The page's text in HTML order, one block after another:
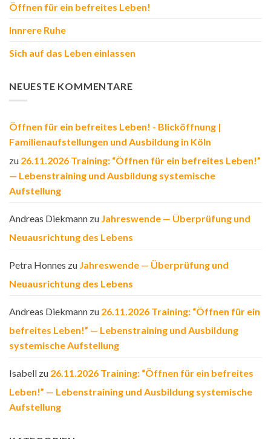
Öffnen für ein befreites Leben!
Innrere Ruhe
Sich auf das Leben einlassen
NEUESTE KOMMENTARE
Öffnen für ein befreites Leben! - Blicköffnung |
Familienaufstellungen und Ausbildung in Köln
zu 26.11.2026 Training: “Öffnen für ein befreites Leben!”
— Lebenstraining und Ausbildung systemische
Aufstellung
Andreas Diekmann zu Jahreswende — Überprüfung und
Neuausrichtung des Lebens
Petra Honnes zu Jahreswende — Überprüfung und
Neuausrichtung des Lebens
Andreas Diekmann zu 26.11.2026 Training: “Öffnen für ein
befreites Leben!” — Lebenstraining und Ausbildung
systemische Aufstellung
Isabell zu 26.11.2026 Training: “Öffnen für ein befreites
Leben!” — Lebenstraining und Ausbildung systemische
Aufstellung